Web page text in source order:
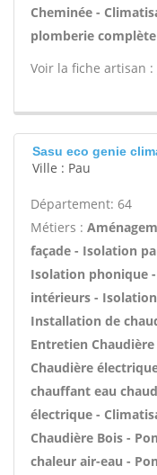
Cheminée -
plomberie
Voir la fiche artisan :
Sasu eco genie
Ville : Pau
Département: 64
Métiers :
façade - Isolation
Isolation phonique
intérieurs -
Installation de
Entretien
Chaudière
chauffant eau
électrique -
Chaudière Bois -
chaleur air-eau -